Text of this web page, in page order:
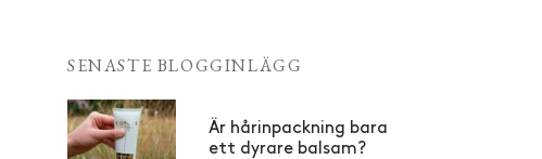
SENASTE BLOGGINLÄGG
Är hårinpackning bara
ett dyrare balsam?